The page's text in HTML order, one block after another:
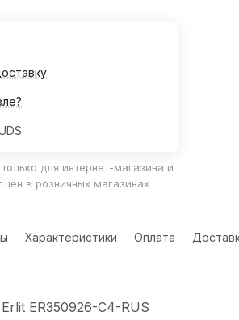
для интернет-магазина и
цен в розничных магазинах
Характеристики Оплата
ER350926-C4-RUS